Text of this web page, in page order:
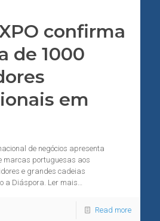
confirma
de 1000
em
de negócios apresenta
marcas portuguesas aos
e grandes cadeias
a Diáspora. Ler mais…
Read more